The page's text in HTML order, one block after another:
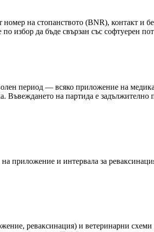
на стопанството (BNR), контакт и
да бъде свързан със софтуерен
период — всяко приложение на
на партида е
приложение и интервала за
реваксинация) и ветеринарни